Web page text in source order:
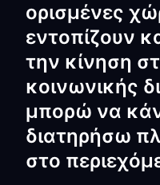
ορισμένες
εντοπίζουν
την κίνηση
κοινωνικής
μπορώ να
διατηρήσω
στο